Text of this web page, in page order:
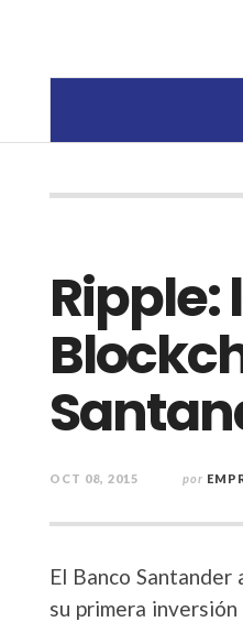
OCT 08, 2015 por
El Banco Santander
su primera